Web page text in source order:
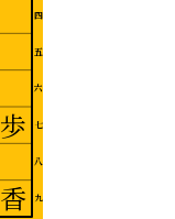
四
五
六
七
八
九
歩
香